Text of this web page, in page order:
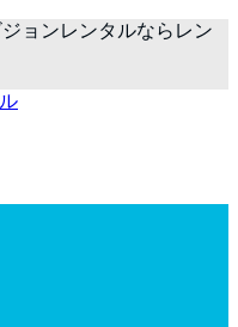
ョンレンタルならレン